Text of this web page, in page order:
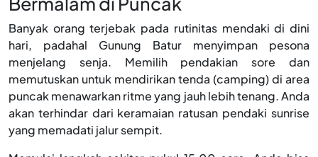
Banyak orang terjebak pada rutinitas mendaki di dini
hari, padahal Gunung Batur menyimpan pesona
menjelang senja. Memilih pendakian sore dan
memutuskan untuk mendirikan tenda (camping) di area
puncak menawarkan ritme yang jauh lebih tenang. Anda
akan terhindar dari keramaian ratusan pendaki sunrise
yang memadati jalur sempit.